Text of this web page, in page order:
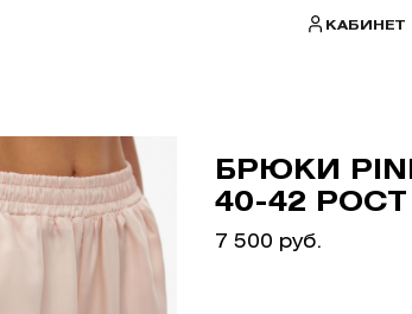
КАБИНЕТ
БРЮКИ
40-42 РОСТ
7 500 руб.